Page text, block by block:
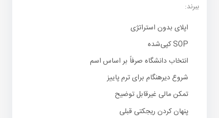
ببرند:
اپلای بدون استراتژی
SOP کپی‌شده
انتخاب دانشگاه صرفاً بر اساس اسم
شروع دیرهنگام برای ترم پاییز
تمکن مالی غیرقابل توضیح
پنهان کردن ریجکتی قبلی